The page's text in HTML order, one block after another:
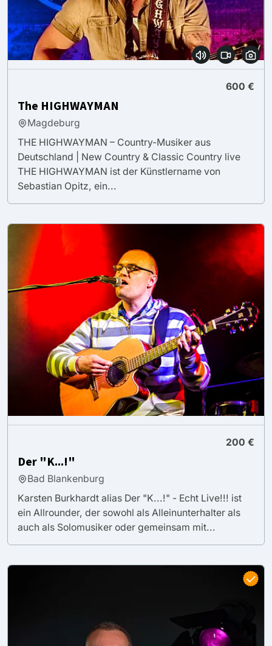
600 €
The HIGHWAYMAN
Magdeburg
THE HIGHWAYMAN – Country-Musiker aus
Deutschland | New Country & Classic Country live
THE HIGHWAYMAN ist der Künstlername von
Sebastian Opitz, ein...
200 €
Der "K...!"
Bad Blankenburg
Karsten Burkhardt alias Der "K...!" - Echt Live!!! ist
ein Allrounder, der sowohl als Alleinunterhalter als
auch als Solomusiker oder gemeinsam mit...